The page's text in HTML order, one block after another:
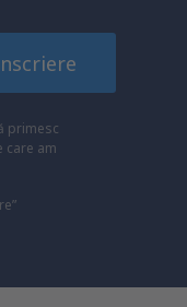
primesc
care am